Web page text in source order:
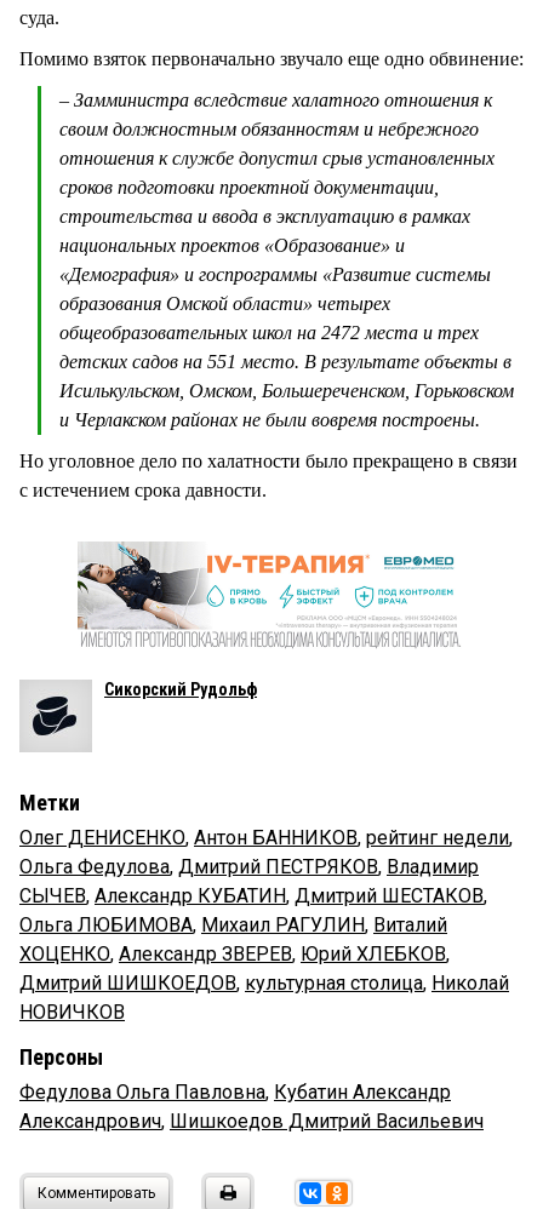
суда.
Помимо взяток первоначально звучало еще одно обвинение:
– Замминистра вследствие халатного отношения к
своим должностным обязанностям и небрежного
отношения к службе допустил срыв установленных
сроков подготовки проектной документации,
строительства и ввода в эксплуатацию в рамках
национальных проектов «Образование» и
«Демография» и госпрограммы «Развитие системы
образования Омской области» четырех
общеобразовательных школ на 2472 места и трех
детских садов на 551 место. В результате объекты в
Исилькульском, Омском, Большереченском, Горьковском
и Черлакском районах не были вовремя построены.
Но уголовное дело по халатности было прекращено в связи
с истечением срока давности.
Сикорский Рудольф
Метки
Олег ДЕНИСЕНКО, Антон БАННИКОВ, рейтинг недели,
Ольга Федулова, Дмитрий ПЕСТРЯКОВ, Владимир
СЫЧЕВ, Александр КУБАТИН, Дмитрий ШЕСТАКОВ,
Ольга ЛЮБИМОВА, Михаил РАГУЛИН, Виталий
ХОЦЕНКО, Александр ЗВЕРЕВ, Юрий ХЛЕБКОВ,
Дмитрий ШИШКОЕДОВ, культурная столица, Николай
НОВИЧКОВ
Персоны
Федулова Ольга Павловна, Кубатин Александр
Александрович, Шишкоедов Дмитрий Васильевич
Комментировать